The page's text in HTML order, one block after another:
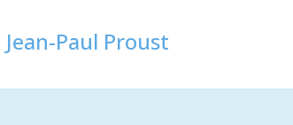
Jean-Paul Proust